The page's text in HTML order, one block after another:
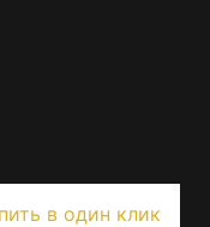
в один клик